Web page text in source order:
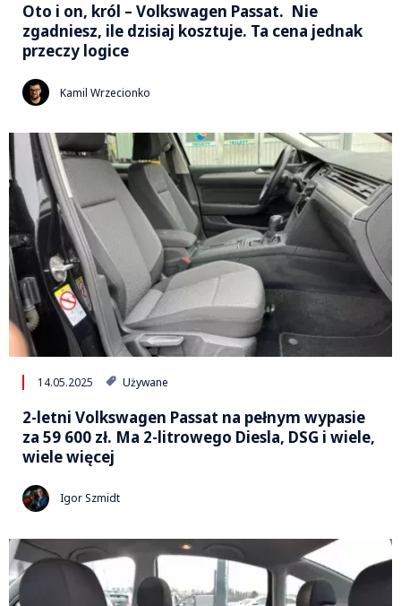
Oto i on, król – Volkswagen Passat. Nie
zgadniesz, ile dzisiaj kosztuje. Ta cena jednak
przeczy logice
Kamil Wrzecionko
14.05.2025 Używane
2-letni Volkswagen Passat na pełnym wypasie
za 59 600 zł. Ma 2-litrowego Diesla, DSG i wiele,
wiele więcej
Igor Szmidt